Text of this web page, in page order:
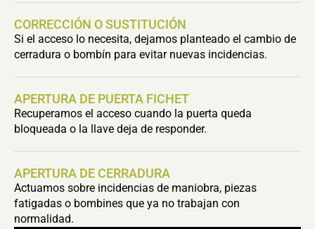
CORRECCIÓN O SUSTITUCIÓN
Si el acceso lo necesita, dejamos planteado el cambio de
cerradura o bombín para evitar nuevas incidencias.
APERTURA DE PUERTA FICHET
Recuperamos el acceso cuando la puerta queda
bloqueada o la llave deja de responder.
APERTURA DE CERRADURA
Actuamos sobre incidencias de maniobra, piezas
fatigadas o bombines que ya no trabajan con
normalidad.